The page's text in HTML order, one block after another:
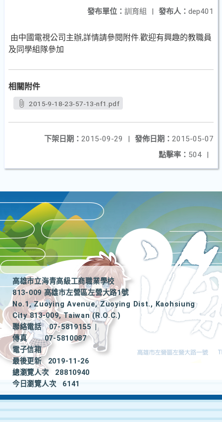
發布人： dep401
發布單位： 訓育組 |
由中國電視公司主辦,詳情請參閱附件.歡迎有興趣的教職員
及同學組隊參加
相關附件
2015-9-18-23-57-13-nf1.pdf
發佈日期： 2015-05-07
下架日期： 2015-09-29
|
點擊率： 504 |
高雄市立海青高級工商職業學校
813-009 高雄市左營區左營大路1號
No.1, Zuoying Avenue, Zuoying Dist., Kaohsiung
City 813-009, Taiwan (R.O.C.)
聯絡電話
07-5819155
|
傳真
07-5810087
電子信箱
最後更新
2019-11-26
總瀏覽人次
28810940
今日瀏覽人次
6141